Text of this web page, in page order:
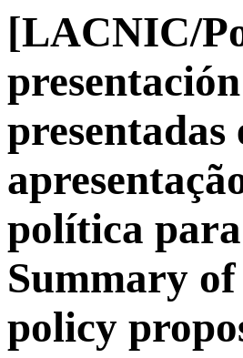
[LACNIC/
política
Summary
policy